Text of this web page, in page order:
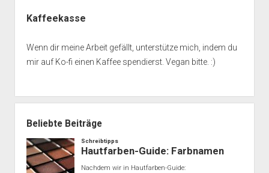
Kaffeekasse
Wenn dir meine Arbeit gefällt, unterstütze mich, indem du
mir auf Ko-fi einen Kaffee spendierst. Vegan bitte. :)
Beliebte Beiträge